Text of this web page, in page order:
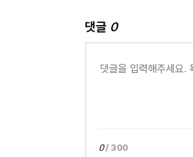
댓글 0
0/ 300